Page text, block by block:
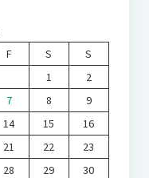
F S
S
1
2
7 8
9
14 15
16
21 22
23
28 29
30